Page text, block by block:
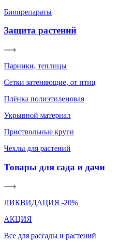
Биопрепараты
Защита растений
Парники, теплицы
Сетки затеняющие, от птиц
Плёнка полиэтиленовая
Укрывной материал
Приствольные круги
Чехлы для растений
Товары для сада и дачи
ЛИКВИДАЦИЯ -20%
АКЦИЯ
Все для рассады и растений